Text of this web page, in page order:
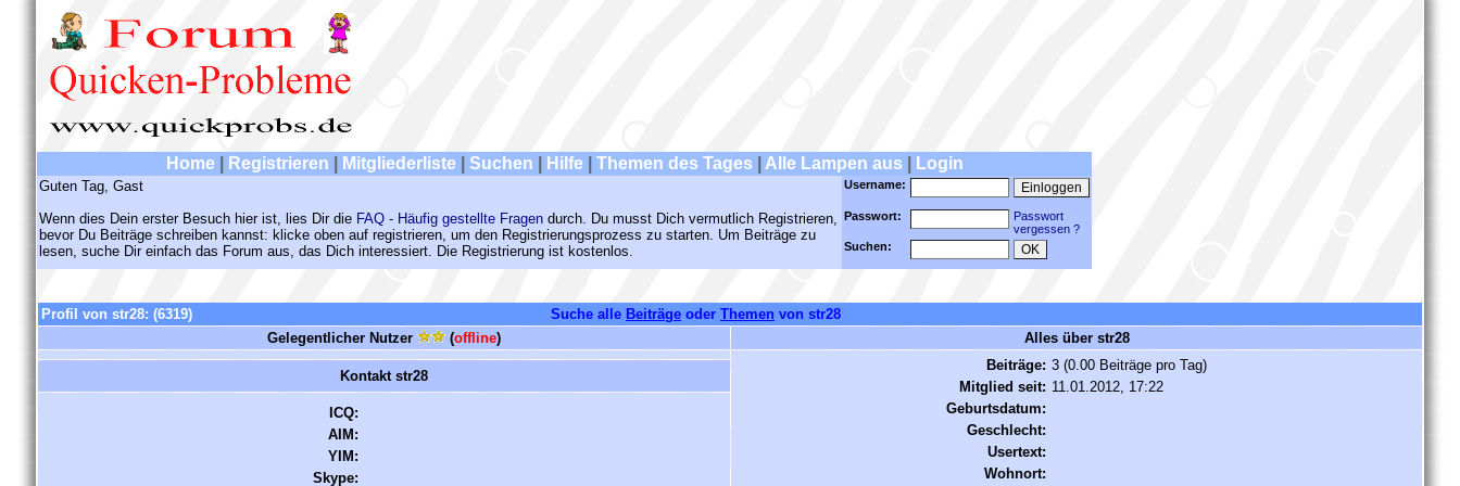
Home Registrieren Mitgliederliste Suchen Hilfe Themen des Tages Alle Lampen aus Login
Guten Tag, Gast
Wenn dies Dein erster Besuch hier ist, lies Dir die FAQ - Häufig gestellte Fragen durch. Du musst Dich vermutlich Registrieren,
bevor Du Beiträge schreiben kannst: klicke oben auf registrieren, um den Registrierungsprozess zu starten. Um Beiträge zu
lesen, suche Dir einfach das Forum aus, das Dich interessiert. Die Registrierung ist kostenlos.
Username:
Passwort:
Passwort
vergessen ?
Suchen:
Profil von str28: (6319) Suche alle Beiträge oder Themen von str28
Gelegentlicher Nutzer
(offline)
Alles über str28
Beiträge: 3 (0.00 Beiträge pro Tag)
Mitglied seit: 11.01.2012, 17:22
Geburtsdatum:
Geschlecht:
Usertext:
Wohnort:
Kontakt str28
ICQ:
AIM:
YIM:
Skype: